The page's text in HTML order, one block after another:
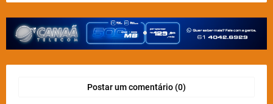
Postar um comentário (0)